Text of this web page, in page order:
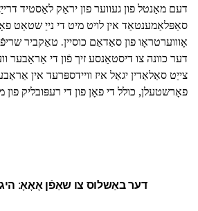
דעם מאַנטל פון געווער פון יראַק לאַסטיד
סאַפּלאַמענטאַד אין לויט מיט די נייַ שטאַט
אָוווערטראָו פון סאַדאַם כוסיין. טאַקביר
דער כוונה צו דיסטאַנסע זיך פֿון די אַראַבער
צייַט סאַלאַדין יגאַל איז וויידספּרעד אין
פאָרשטעלן, כולל די פאָן פון די רעפּובליק פון
דער באַשלוס צו שאַפֿן אָאָאָ: